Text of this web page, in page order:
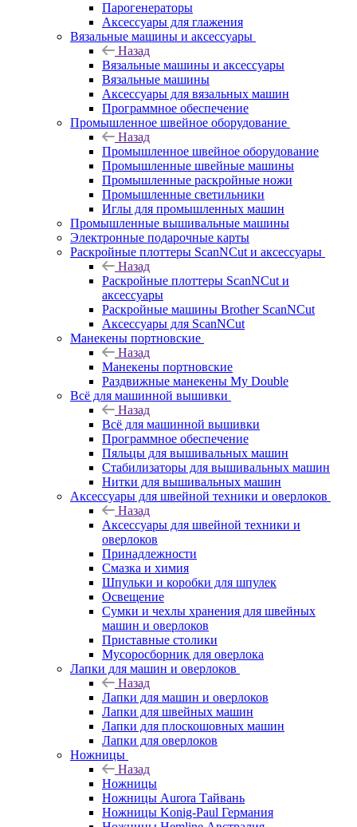
Парогенераторы
Аксессуары для глажения
Вязальные машины и аксессуары
Назад
Вязальные машины и аксессуары
Вязальные машины
Аксессуары для вязальных машин
Программное обеспечение
Промышленное швейное оборудование
Назад
Промышленное швейное оборудование
Промышленные швейные машины
Промышленные раскройные ножи
Промышленные светильники
Иглы для промышленных машин
Промышленные вышивальные машины
Электронные подарочные карты
Раскройные плоттеры ScanNCut и аксессуары
Назад
Раскройные плоттеры ScanNCut и
аксессуары
Раскройные машины Brother ScanNCut
Аксессуары для ScanNCut
Манекены портновские
Назад
Манекены портновские
Раздвижные манекены My Double
Всё для машинной вышивки
Назад
Всё для машинной вышивки
Программное обеспечение
Пяльцы для вышивальных машин
Стабилизаторы для вышивальных машин
Нитки для вышивальных машин
Аксессуары для швейной техники и оверлоков
Назад
Аксессуары для швейной техники и
оверлоков
Принадлежности
Смазка и химия
Шпульки и коробки для шпулек
Освещение
Сумки и чехлы хранения для швейных
машин и оверлоков
Приставные столики
Мусоросборник для оверлока
Лапки для машин и оверлоков
Назад
Лапки для машин и оверлоков
Лапки для швейных машин
Лапки для плоскошовных машин
Лапки для оверлоков
Ножницы
Назад
Ножницы
Ножницы Aurora Тайвань
Ножницы Konig-Paul Германия